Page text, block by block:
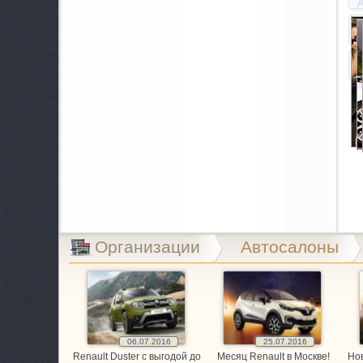
Организации Автосалоны
06.07.2016
Renault Duster с выгодой до
25.07.2016
Месяц Renault в Москве!